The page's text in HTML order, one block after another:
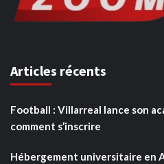
Articles récents
Football : Villarreal lance son
comment s’inscrire
Hébergement universitaire en